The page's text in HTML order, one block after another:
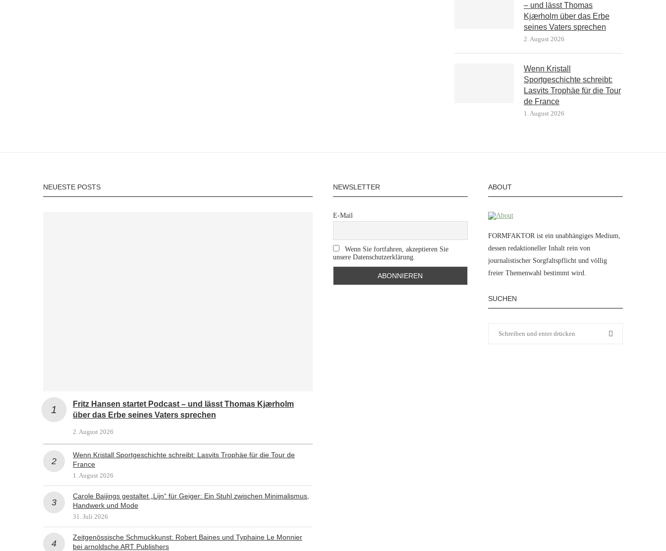
– und lässt Thomas
Kjærholm über das Erbe
seines Vaters sprechen
2. August 2026
Wenn Kristall
Sportgeschichte schreibt:
Lasvits Trophäe für die Tour
de France
1. August 2026
NEUESTE POSTS
Fritz Hansen startet Podcast – und lässt Thomas Kjærholm
über das Erbe seines Vaters sprechen
2. August 2026
Wenn Kristall Sportgeschichte schreibt: Lasvits Trophäe für die Tour de
France
1. August 2026
Carole Baijings gestaltet „Lijn“ für Geiger: Ein Stuhl zwischen Minimalismus,
Handwerk und Mode
31. Juli 2026
Zeitgenössische Schmuckkunst: Robert Baines und Typhaine Le Monnier
bei arnoldsche ART Publishers
NEWSLETTER
E-Mail
Wenn Sie fortfahren, akzeptieren Sie
unsere Datenschutzerklärung.
ABOUT
FORMFAKTOR ist ein unabhängiges Medium,
dessen redaktioneller Inhalt rein von
journalistischer Sorgfaltspflicht und völlig
freier Themenwahl bestimmt wird.
SUCHEN